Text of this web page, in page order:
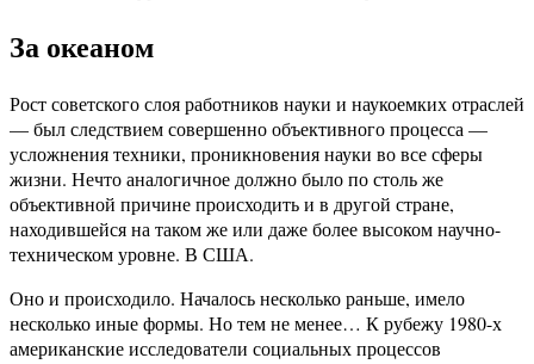
За океаном
Рост советского слоя работников науки и наукоемких отраслей
— был следствием совершенно объективного процесса —
усложнения техники, проникновения науки во все сферы
жизни. Нечто аналогичное должно было по столь же
объективной причине происходить и в другой стране,
находившейся на таком же или даже более высоком научно-
техническом уровне. В США.
Оно и происходило. Началось несколько раньше, имело
несколько иные формы. Но тем не менее… К рубежу 1980-х
американские исследователи социальных процессов